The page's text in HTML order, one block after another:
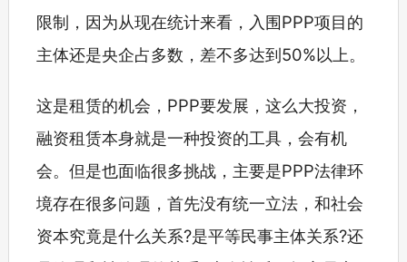
限制，因为从现在统计来看，入围PPP项目的
主体还是央企占多数，差不多达到50%以上。
这是租赁的机会，PPP要发展，这么大投资，
融资租赁本身就是一种投资的工具，会有机
会。但是也面临很多挑战，主要是PPP法律环
境存在很多问题，首先没有统一立法，和社会
资本究竟是什么关系?是平等民事主体关系?还